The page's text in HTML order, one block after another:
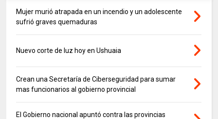
Mujer murió atrapada en un incendio y un adolescente
sufrió graves quemaduras
Nuevo corte de luz hoy en Ushuaia
Crean una Secretaría de Ciberseguridad para sumar
mas funcionarios al gobierno provincial
El Gobierno nacional apuntó contra las provincias